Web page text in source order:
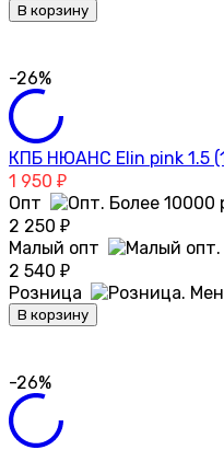
В корзину
-26%
КПБ НЮАНС Elin pink 1.5
1 950 ₽
Опт
2 250 ₽
Малый опт
2 540 ₽
Розница
В корзину
-26%